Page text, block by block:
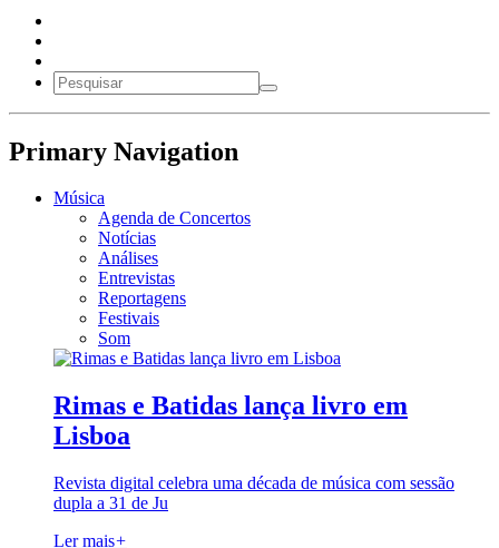
Primary Navigation
Música
Agenda de Concertos
Notícias
Análises
Entrevistas
Reportagens
Festivais
Som
Rimas e Batidas lança livro em
Lisboa
Revista digital celebra uma década de música com sessão
dupla a 31 de Ju
Ler mais+